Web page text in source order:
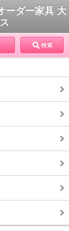
ーダー家具 大
検索